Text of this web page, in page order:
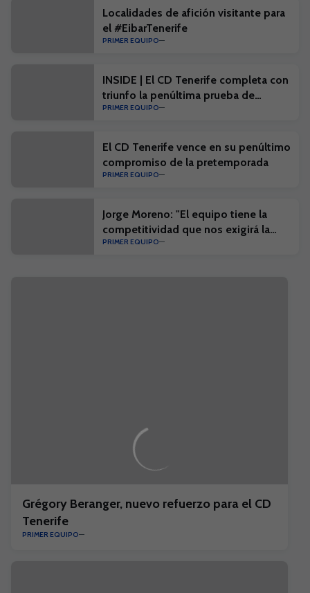
Localidades de afición visitante para
el #EibarTenerife
PRIMER EQUIPO
INSIDE | El CD Tenerife completa con
triunfo la penúltima prueba de
pretemporada
PRIMER EQUIPO
El CD Tenerife vence en su penúltimo
compromiso de la pretemporada
PRIMER EQUIPO
Jorge Moreno: "El equipo tiene la
competitividad que nos exigirá la
competición"
PRIMER EQUIPO
Grégory Beranger, nuevo refuerzo para el CD
Tenerife
PRIMER EQUIPO